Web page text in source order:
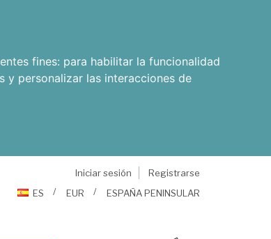
fines: para habilitar la funcionalidad
y personalizar las interacciones de
Iniciar sesión
Registrarse
ES
EUR ESPAÑA PENINSULAR